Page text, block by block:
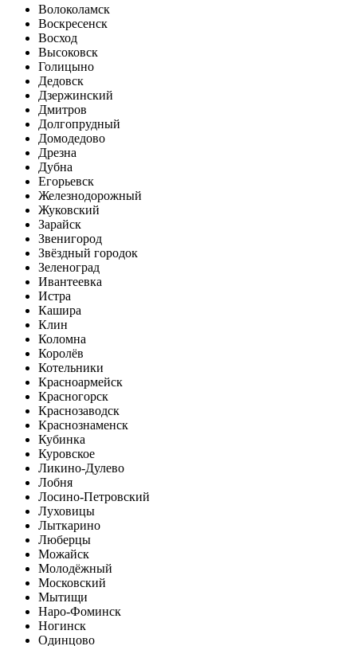
Волоколамск
Воскресенск
Восход
Высоковск
Голицыно
Дедовск
Дзержинский
Дмитров
Долгопрудный
Домодедово
Дрезна
Дубна
Егорьевск
Железнодорожный
Жуковский
Зарайск
Звенигород
Звёздный городок
Зеленоград
Ивантеевка
Истра
Кашира
Клин
Коломна
Королёв
Котельники
Красноармейск
Красногорск
Краснозаводск
Краснознаменск
Кубинка
Куровское
Ликино-Дулево
Лобня
Лосино-Петровский
Луховицы
Лыткарино
Люберцы
Можайск
Молодёжный
Московский
Мытищи
Наро-Фоминск
Ногинск
Одинцово